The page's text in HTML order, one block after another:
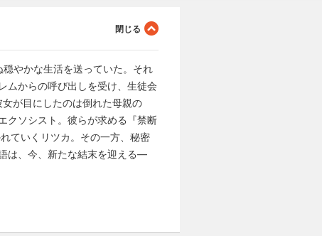
やかな生活を送っていた。それ
ムからの呼び出しを受け、生徒会
が目にしたのは倒れた母親の
クソシスト。彼らが求める『禁断
ていくリツカ。その一方、秘密
は、今、新たな結末を迎える―